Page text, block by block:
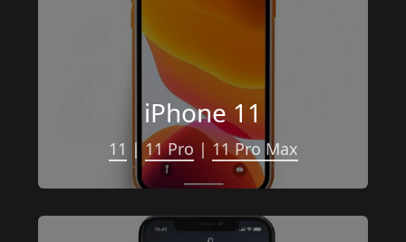
iPhone 11
11 | 11 Pro | 11 Pro Max